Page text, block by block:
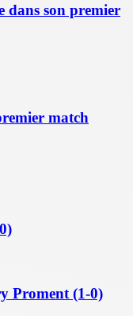
dans son premier
match
Proment (1-0)